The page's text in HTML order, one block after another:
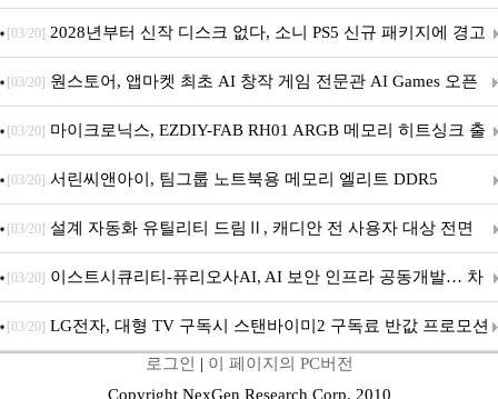
개막... 22일간 진행
[03/20] 2028년부터 신작 디스크 없다, 소니 PS5 신규 패키지에 경고
문 추가
[03/20] 원스토어, 앱마켓 최초 AI 창작 게임 전문관 AI Games 오픈
[03/20] 마이크로닉스, EZDIY-FAB RH01 ARGB 메모리 히트싱크 출
시
[03/20] 서린씨앤아이, 팀그룹 노트북용 메모리 엘리트 DDR5
5600MHz 16GB 출시
[03/20] 설계 자동화 유틸리티 드림Ⅱ, 캐디안 전 사용자 대상 전면
무상 배포
[03/20] 이스트시큐리티-퓨리오사AI, AI 보안 인프라 공동개발… 차
세대 AI 보안 플랫폼 구축
[03/20] LG전자, 대형 TV 구독시 스탠바이미2 구독료 반값 프로모션
로그인 | 이 페이지의 PC버전
Copyright NexGen Research Corp. 2010